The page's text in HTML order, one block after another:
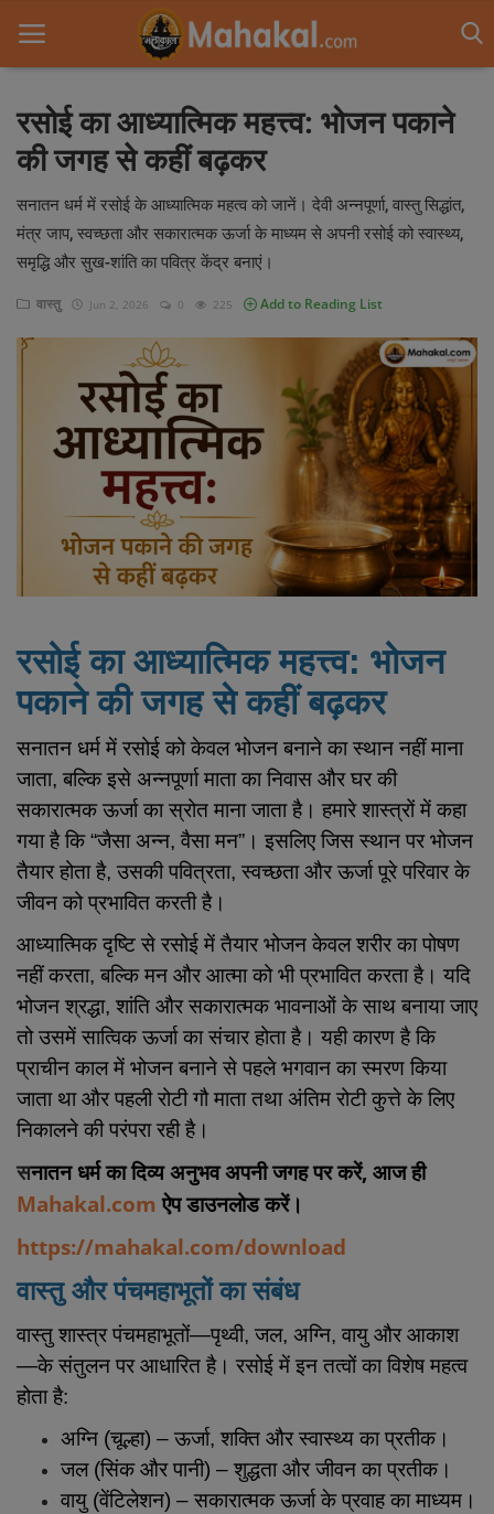
Home
Contact
आध्यात्मिक यात्रा
ज्योतिष
Gallery
धर्म अध्यात्म
साप्ताहिक व्रत कथा
प्रदोष व्रत कथा
गोचर
वास्तु लेख
धार्मिक लेख
Login
Register
Hindi
रसोई का आध्यात्मिक महत्त्व: भोजन पकाने
की जगह से कहीं बढ़कर
सनातन धर्म में रसोई के आध्यात्मिक महत्व को जानें। देवी अन्नपूर्णा, वास्तु सिद्धांत,
मंत्र जाप, स्वच्छता और सकारात्मक ऊर्जा के माध्यम से अपनी रसोई को स्वास्थ्य,
समृद्धि और सुख-शांति का पवित्र केंद्र बनाएं।
वास्तु Jun 2, 2026 0 225 Add to Reading List
रसोई का आध्यात्मिक महत्त्व: भोजन
पकाने की जगह से कहीं बढ़कर
सनातन धर्म में रसोई को केवल भोजन बनाने का स्थान नहीं माना
जाता, बल्कि इसे अन्नपूर्णा माता का निवास और घर की
सकारात्मक ऊर्जा का स्रोत माना जाता है। हमारे शास्त्रों में कहा
गया है कि “जैसा अन्न, वैसा मन”। इसलिए जिस स्थान पर भोजन
तैयार होता है, उसकी पवित्रता, स्वच्छता और ऊर्जा पूरे परिवार के
जीवन को प्रभावित करती है।
आध्यात्मिक दृष्टि से रसोई में तैयार भोजन केवल शरीर का पोषण
नहीं करता, बल्कि मन और आत्मा को भी प्रभावित करता है। यदि
भोजन श्रद्धा, शांति और सकारात्मक भावनाओं के साथ बनाया जाए
तो उसमें सात्विक ऊर्जा का संचार होता है। यही कारण है कि
प्राचीन काल में भोजन बनाने से पहले भगवान का स्मरण किया
जाता था और पहली रोटी गौ माता तथा अंतिम रोटी कुत्ते के लिए
निकालने की परंपरा रही है।
सनातन धर्म का दिव्य अनुभव अपनी जगह पर करें, आज ही
Mahakal.com ऐप डाउनलोड करें।
https://mahakal.com/download
वास्तु और पंचमहाभूतों का संबंध
वास्तु शास्त्र पंचमहाभूतों—पृथ्वी, जल, अग्नि, वायु और आकाश
—के संतुलन पर आधारित है। रसोई में इन तत्वों का विशेष महत्व
होता है:
अग्नि (चूल्हा) – ऊर्जा, शक्ति और स्वास्थ्य का प्रतीक।
जल (सिंक और पानी) – शुद्धता और जीवन का प्रतीक।
वायु (वेंटिलेशन) – सकारात्मक ऊर्जा के प्रवाह का माध्यम।